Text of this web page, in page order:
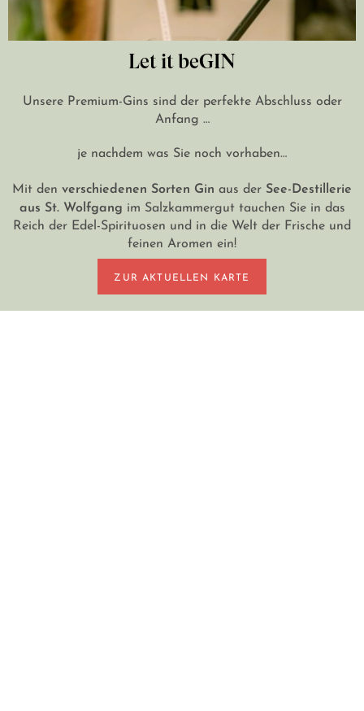
Let it beGIN
Unsere Premium-Gins sind der perfekte Abschluss oder
Anfang …
je nachdem was Sie noch vorhaben…
Mit den verschiedenen Sorten Gin aus der See-Destillerie
aus St. Wolfgang im Salzkammergut tauchen Sie in das
Reich der Edel-Spirituosen und in die Welt der Frische und
feinen Aromen ein!
ZUR AKTUELLEN KARTE